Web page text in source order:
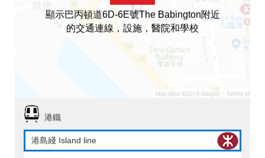
顯示巴丙頓道6D-6E號The Babington附近
的交通連線，設施，醫院和學校
港鐵
港島綫 Island line